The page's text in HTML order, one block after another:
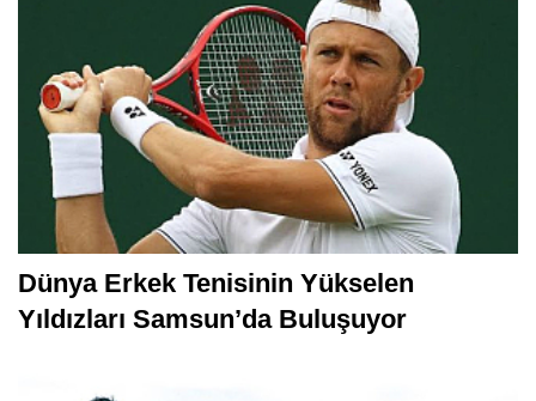
Dünya Erkek Tenisinin Yükselen
Yıldızları Samsun’da Buluşuyor